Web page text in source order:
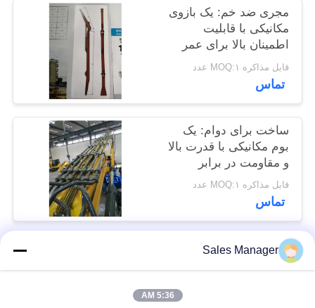
موارد
درخواست
نقل قول
SITEMAP
PRIVACY
POLICY
مجری ضد خم: یک بازوی
مکانیکی با قابلیت
اطمینان بالا برای عمر
سرویس طولانی
قابل مذاکره MOQ:۱ عدد
تماس
ساخت برای دوام: یک
بوم مکانیکی با قدرت بالا
و مقاومت در برابر
فرسایش
قابل مذاکره MOQ:۱ عدد
تماس
دسته بندی های محبوب
Sales Manager
5:36 AM